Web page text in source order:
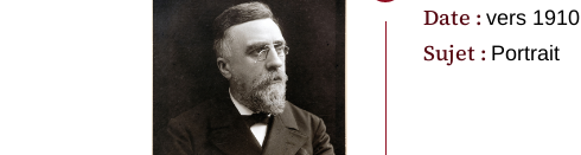
Date : vers 1910
Sujet : Portrait